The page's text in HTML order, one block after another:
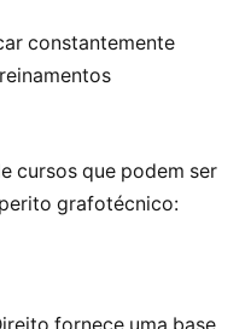
constantemente
cursos que podem ser
grafotécnico: